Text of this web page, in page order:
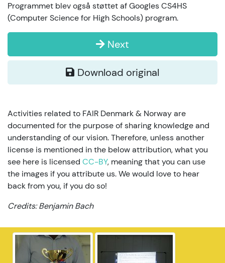
Programmet blev også støttet af Googles CS4HS
(Computer Science for High Schools) program.
Next
Download original
Activities related to FAIR Denmark & Norway are
documented for the purpose of sharing knowledge and
understanding of our vision. Therefore, unless another
license is mentioned in the below attribution, what you
see here is licensed CC-BY, meaning that you can use
the images if you attribute us. We would love to hear
back from you, if you do so!
Credits: Benjamin Bach